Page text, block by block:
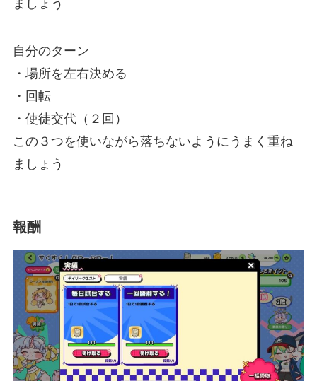
ましょう
自分のターン
・場所を左右決める
・回転
・使徒交代（２回）
この３つを使いながら落ちないようにうまく重ね
ましょう
報酬